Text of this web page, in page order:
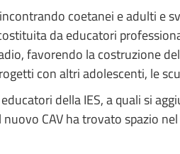
coetanei e adulti e
da educatori
favorendo la costruzione
con altri adolescenti, le
della IES, a quali si
CAV ha trovato spazio